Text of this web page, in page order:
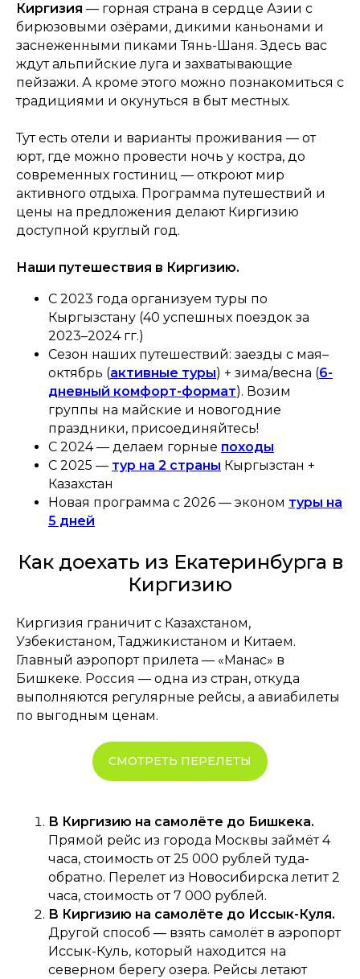
Киргизия — горная страна в сердце Азии с
бирюзовыми озёрами, дикими каньонами и
заснеженными пиками Тянь-Шаня. Здесь вас
ждут альпийские луга и захватывающие
пейзажи. А кроме этого можно познакомиться с
традициями и окунуться в быт местных.
Тут есть отели и варианты проживания — от
юрт, где можно провести ночь у костра, до
современных гостиниц — откроют мир
активного отдыха. Программа путешествий и
цены на предложения делают Киргизию
доступной круглый год.
Наши путешествия в Киргизию.
С 2023 года организуем туры по
Кыргызстану (40 успешных поездок за
2023–2024 гг.)
Сезон наших путешествий: заезды с мая–
октябрь (активные туры) + зима/весна (6-
дневный комфорт-формат). Возим
группы на майские и новогодние
праздники, присоединяйтесь!
С 2024 — делаем горные походы
С 2025 — тур на 2 страны Кыргызстан +
Казахстан
Новая программа с 2026 — эконом туры на
5 дней
Как доехать из Екатеринбурга в
Киргизию
Киргизия граничит с Казахстаном,
Узбекистаном, Таджикистаном и Китаем.
Главный аэропорт прилета — «Манас» в
Бишкеке. Россия — одна из стран, откуда
выполняются регулярные рейсы, а авиабилеты
по выгодным ценам.
СМОТРЕТЬ ПЕРЕЛЕТЫ
В Киргизию на самолёте до Бишкека.
Прямой рейс из города Москвы займёт 4
часа, стоимость от 25 000 рублей туда-
обратно. Перелет из Новосибирска летит 2
часа, стоимость от 7 000 рублей.
В Киргизию на самолёте до Иссык-Куля.
Другой способ — взять самолёт в аэропорт
Иссык-Куль, который находится на
северном берегу озера. Рейсы летают